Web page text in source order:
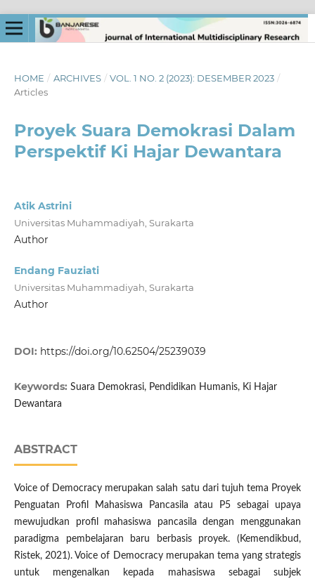
HOME / ARCHIVES / VOL. 1 NO. 2 (2023): DESEMBER 2023 /
Articles
Proyek Suara Demokrasi Dalam
Perspektif Ki Hajar Dewantara
Atik Astrini
Universitas Muhammadiyah, Surakarta
Author
Endang Fauziati
Universitas Muhammadiyah, Surakarta
Author
DOI: https://doi.org/10.62504/25239039
Keywords: Suara Demokrasi, Pendidikan Humanis, Ki Hajar
Dewantara
ABSTRACT
Voice of Democracy merupakan salah satu dari tujuh tema Proyek
Penguatan Profil Mahasiswa Pancasila atau P5 sebagai upaya
mewujudkan profil mahasiswa pancasila dengan menggunakan
paradigma pembelajaran baru berbasis proyek. (Kemendikbud,
Ristek, 2021). Voice of Democracy merupakan tema yang strategis
untuk mengenalkan kepada mahasiswa sebagai subjek